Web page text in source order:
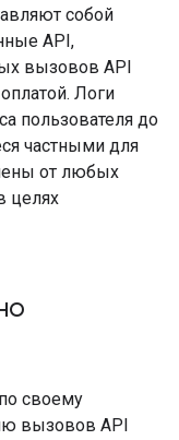
собой
API,
вызовов API
Логи
пользователя до
частными для
от любых
целях
своему
вызовов API